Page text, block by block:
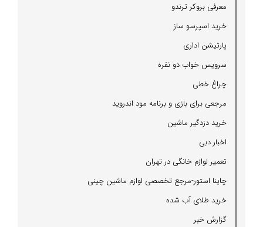
معرفی بروكر ترندو
خرید اسپرسو ساز
پارتیشن اداری
سرویس خواب دو نفره
چراغ خطی
مرجعی برای بازی و برنامه مود اندروید
خرید دزدگیر ماشین
اخبار دبی
تعمیر لوازم خانگی در تهران
چاینا استور-مرجع تخصصی لوازم ماشین چینی
خرید طلای آب شده
گزارش خبر